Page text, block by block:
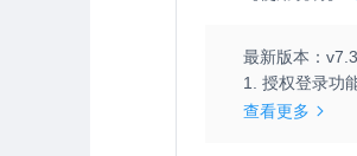
最新版本：
1. 授权登录功
查看更多